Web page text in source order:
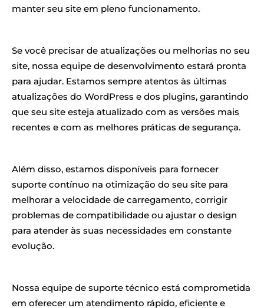
manter seu site em pleno funcionamento.
Se você precisar de atualizações ou melhorias no seu
site, nossa equipe de desenvolvimento estará pronta
para ajudar. Estamos sempre atentos às últimas
atualizações do WordPress e dos plugins, garantindo
que seu site esteja atualizado com as versões mais
recentes e com as melhores práticas de segurança.
Além disso, estamos disponíveis para fornecer
suporte contínuo na otimização do seu site para
melhorar a velocidade de carregamento, corrigir
problemas de compatibilidade ou ajustar o design
para atender às suas necessidades em constante
evolução.
Nossa equipe de suporte técnico está comprometida
em oferecer um atendimento rápido, eficiente e